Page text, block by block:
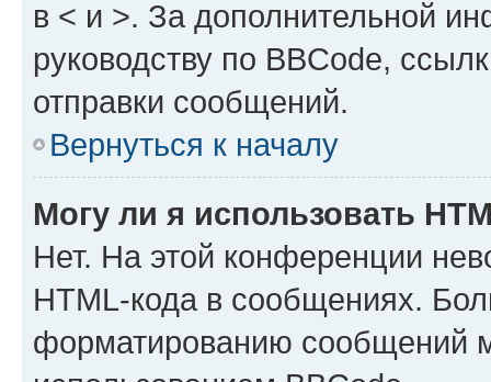
в < и >. За дополнительной
руководству по BBCode,
отправки сообщений.
Вернуться к началу
Могу ли я использовать
Нет. На этой конференции
HTML-кода в сообщениях.
форматированию сообщений